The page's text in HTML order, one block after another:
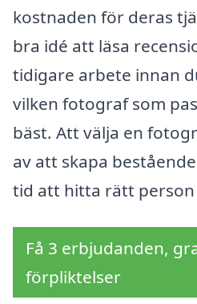
kostnaden för deras
bra idé att läsa
tidigare arbete innan
vilken fotograf som
bäst. Att välja en
av att skapa
tid att hitta rätt
Få 3 erbjudanden,
förpliktelser